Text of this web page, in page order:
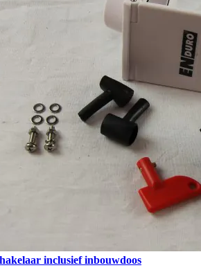
inclusief inbouwdoos